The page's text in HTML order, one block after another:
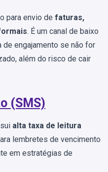
para envio de faturas,
. É um canal de baixo
engajamento se não for
além do risco de cair
(SMS)
alta taxa de leitura
lembretes de vencimento
em estratégias de